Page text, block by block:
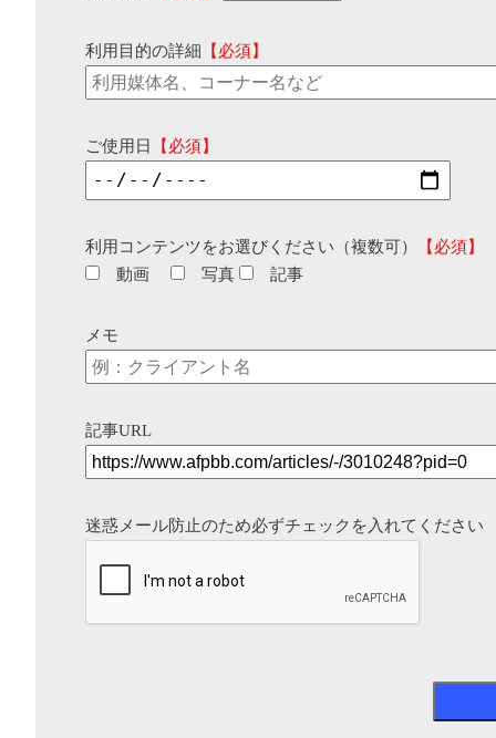
利用目的の詳細 【必須】
ご使用日 【必須】
利用コンテンツをお選びください（複数可）
【必須】
動画
写真 記事
メモ
記事URL
迷惑メール防止のため必ずチェックを入れてください